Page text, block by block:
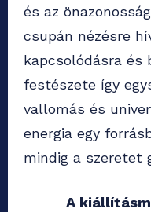
és az
csupán nézésre
kapcsolódásra és
festészete így
vallomás és
energia egy
mindig a szeretet
A